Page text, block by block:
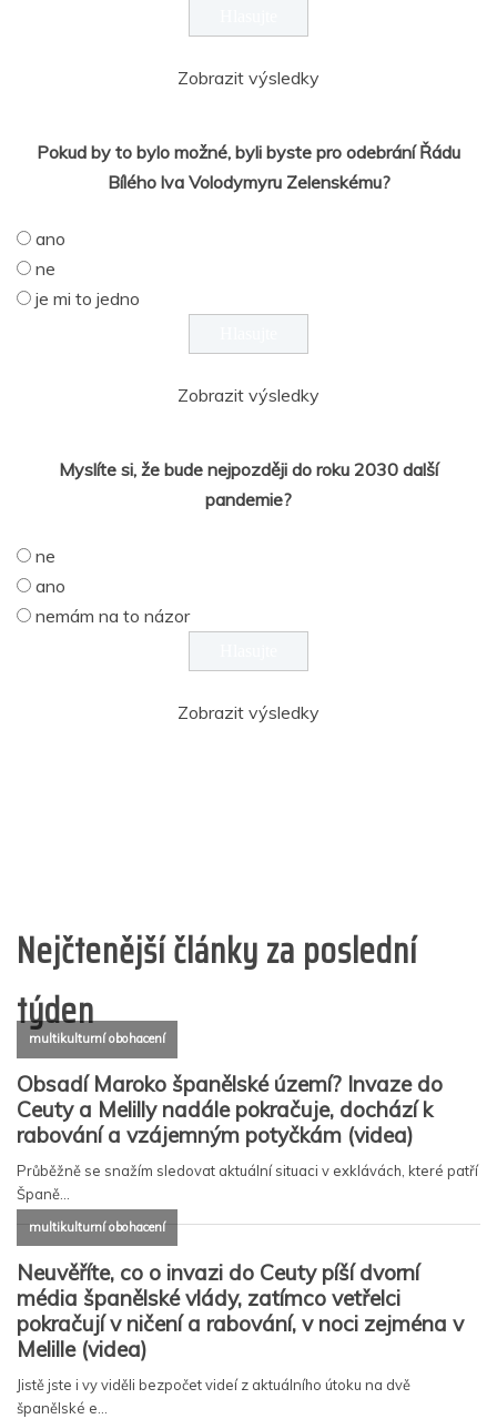
Zobrazit výsledky
Pokud by to bylo možné, byli byste pro odebrání Řádu
Bílého lva Volodymyru Zelenskému?
ano
ne
je mi to jedno
Zobrazit výsledky
Myslíte si, že bude nejpozději do roku 2030 další
pandemie?
ne
ano
nemám na to názor
Zobrazit výsledky
Nejčtenější články za poslední
týden